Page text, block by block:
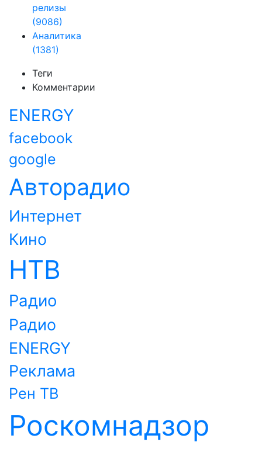
релизы
(9086)
Аналитика
(1381)
Теги
Комментарии
ENERGY
facebook
google
Авторадио
Интернет
Кино
НТВ
Радио
Радио
ENERGY
Реклама
Рен ТВ
Роскомнадзор